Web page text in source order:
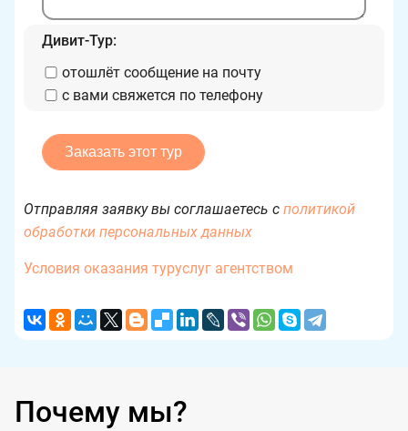
Дивит-Тур:
отошлёт сообщение на почту
с вами свяжется по телефону
Отправляя заявку вы соглашаетесь с политикой
обработки персональных данных
Условия оказания туруслуг агентством
Почему мы?